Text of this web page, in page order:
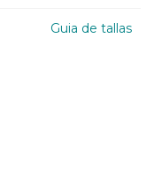
Guia de tallas